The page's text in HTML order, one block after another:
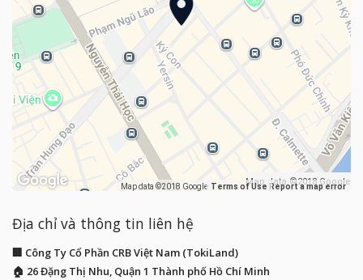
Map data ©2018 Google Map data ©2018 Google
Terms of Use Report a map error
Địa chỉ và thông tin liên hệ
🏢 Công Ty Cổ Phần CRB Việt Nam (TokiLand)
🏠 26 Đặng Thị Nhu, Quận 1 Thành phố Hồ Chí Minh